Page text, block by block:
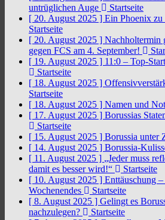
untrüglichen Auge
Startseite
[ 20. August 2025 ] Ein Phoenix zu
Startseite
[ 20. August 2025 ] Nachholtermin
gegen FCS am 4. September!
[ 19. August 2025 ] 11:0 – Top-
Startseite
[ 18. August 2025 ]
Startseite
[ 18. August 2025 ] Namen und
[ 17. August 2025 ] Borussias
Startseite
[ 15. August 2025 ] Borussia unter
[ 14. August 2025 ] Borussia-
[ 11. August 2025 ] „Jeder muss
damit es besser wird!“
Startseite
[ 10. August 2025 ] Enttäuschung
Wochenendes
Startseite
[ 8. August 2025 ] Gelingt es
nachzulegen?
Startseite